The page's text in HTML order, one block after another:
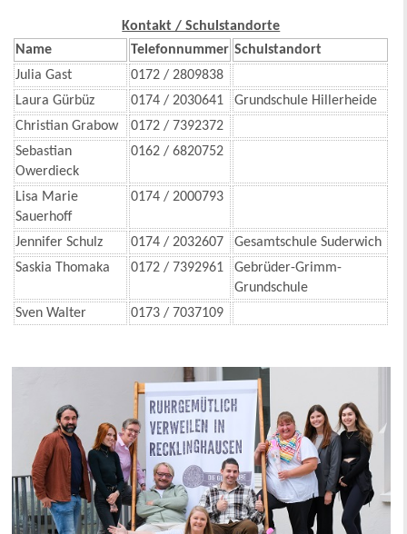
Kontakt / Schulstandorte
Name
Telefonnummer Schulstandort
Julia Gast
0172 / 2809838
Laura Gürbüz
0174 / 2030641
Grundschule Hillerheide
Christian Grabow
0172 / 7392372
Sebastian
Owerdieck
0162 / 6820752
Lisa Marie
Sauerhoff
0174 / 2000793
Jennifer Schulz 0174 / 2032607
Gesamtschule Suderwich
Saskia Thomaka
0172 / 7392961
Gebrüder-Grimm-
Grundschule
Sven Walter
0173 / 7037109